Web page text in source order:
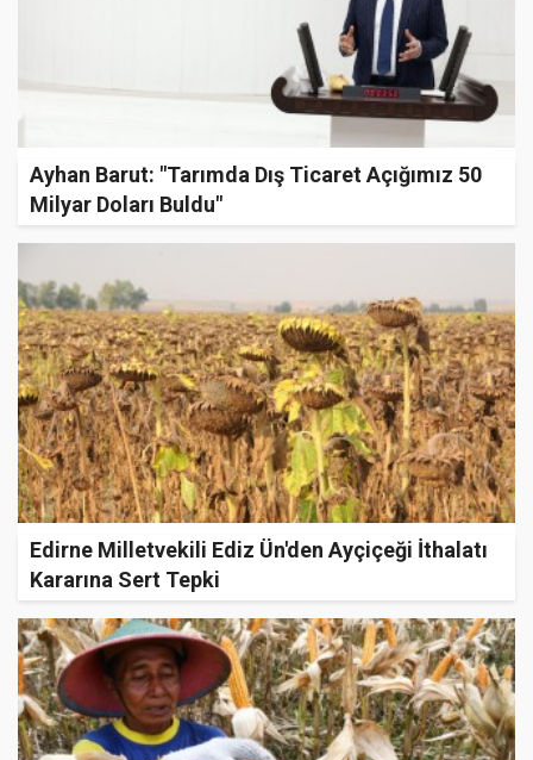
Ayhan Barut: "Tarımda Dış Ticaret Açığımız 50
Milyar Doları Buldu"
Edirne Milletvekili Ediz Ün'den Ayçiçeği İthalatı
Kararına Sert Tepki